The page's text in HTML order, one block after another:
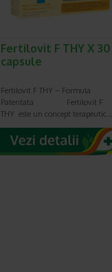
Fertilovit F THY X 30
capsule
Fertilovit F THY – Formula
Patentata Fertilovit F
THY este un concept terapeutic…